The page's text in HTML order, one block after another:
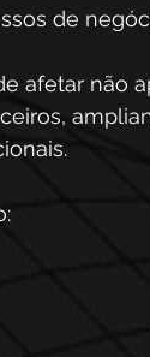
de
afetar não